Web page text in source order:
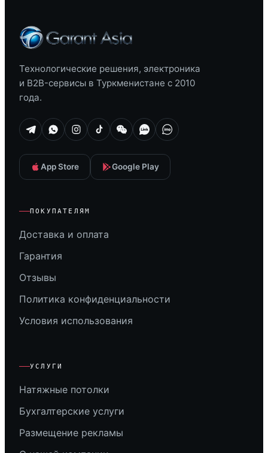
Технологические решения, электроника
и B2B-сервисы в Туркменистане с 2010
года.
App Store Google Play
ПОКУПАТЕЛЯМ
Доставка и оплата
Гарантия
Отзывы
Политика конфиденциальности
Условия использования
УСЛУГИ
Натяжные потолки
Бухгалтерские услуги
Размещение рекламы